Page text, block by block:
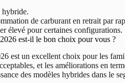
hybride.
de carburant en retrait par
élevé pour certaines configurations.
est-il le bon choix pour vous ?
est un excellent choix pour les
et les améliorations en
des modèles hybrides dans le